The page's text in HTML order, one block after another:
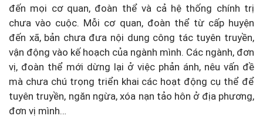
đến mọi cơ quan, đoàn thể và cả hệ thống chính trị
chưa vào cuộc. Mỗi cơ quan, đoàn thể từ cấp huyện
đến xã, bản chưa đưa nội dung công tác tuyên truyền,
vận động vào kế hoạch của ngành mình. Các ngành, đơn
vị, đoàn thể mới dừng lại ở việc phản ánh, nêu vấn đề
mà chưa chú trọng triển khai các hoạt động cụ thể để
tuyên truyền, ngăn ngừa, xóa nạn tảo hôn ở địa phương,
đơn vị mình…